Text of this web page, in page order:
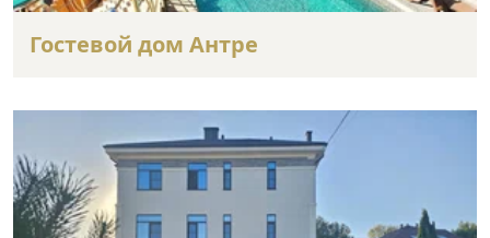
Гостевой дом Антре